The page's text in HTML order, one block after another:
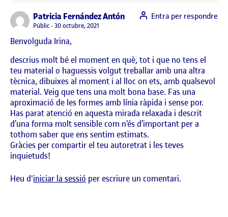
Patricia Fernández Antónsays:
Visibilitat:
Públic 30 octubre, 2021
Benvolguda Irina,
descrius molt bé el moment en què, tot i que no tens el
teu material o haguessis volgut treballar amb una altra
tècnica, dibuixes al moment i al lloc on ets, amb qualsevol
material. Veig que tens una molt bona base. Fas una
aproximació de les formes amb línia ràpida i sense por.
Has parat atenció en aquesta mirada relaxada i descrit
d’una forma molt sensible com n’és d’important per a
tothom saber que ens sentim estimats.
Gràcies per compartir el teu autoretrat i les teves
inquietuds!
Entra per respondre
Heu d'iniciar la sessió per escriure un comentari.